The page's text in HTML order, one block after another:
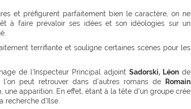
et préfigurent parfaitement bien le caractère, on ne
à faire prévaloir ses idées et son idéologies sur un
terrifiante et souligne certaines scènes pour les
de l’Inspecteur Principal adjointSadorski, Léon de
peut retrouver dans d’autres romans de
Romain
apparition. En effet, étant à la tête d’un groupe crée
recherche d’Ilse.